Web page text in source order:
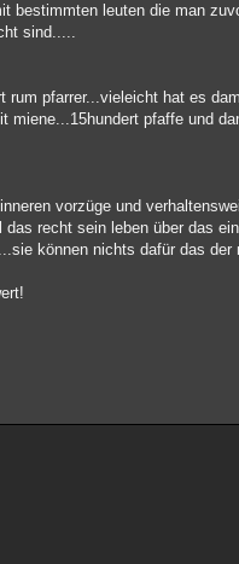
bestimmten leuten die man
sind.....
pfarrer...vieleicht hat es
pfaffe und
vorzüge und
recht sein leben über das
können nichts dafür das